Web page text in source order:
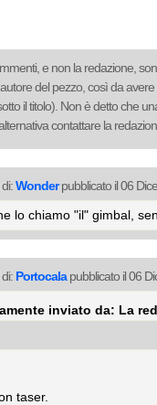
e non la redazione,
del pezzo, così da
il titolo). Non è detto che
contattare la
Wonderpubblicato il 06
lo chiamo "il" gimbal,
Portocalapubblicato il 06
inviato da: La
taser.